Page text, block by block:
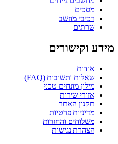
מסכים
רכיבי מחשב
שרתים
מידע וקישורים
אודות
שאלות ותשובות (FAQ)
מילון מונחים טכני
אזורי שירות
תקנון האתר
מדיניות פרטיות
משלוחים והחזרות
הצהרת נגישות